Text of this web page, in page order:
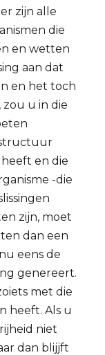
zijn alle
die
en wetten
aan dat
en het toch
zou u in die
en die
-die
zijn, moet
dan een
eens de
genereert.
met die
heeft. Als u
niet
dan blijjft